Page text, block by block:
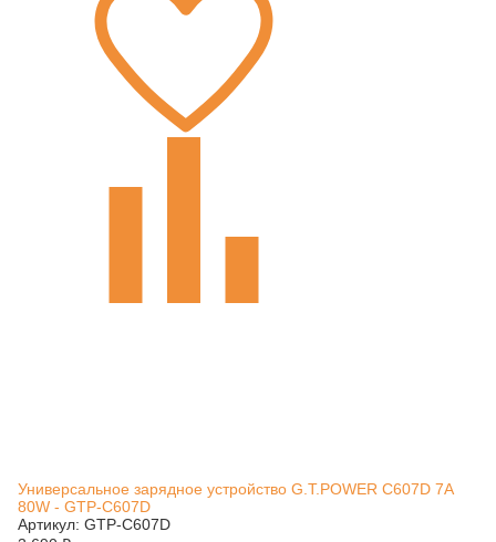
Универсальное зарядное устройство G.T.POWER C607D 7A
80W - GTP-C607D
Артикул: GTP-C607D